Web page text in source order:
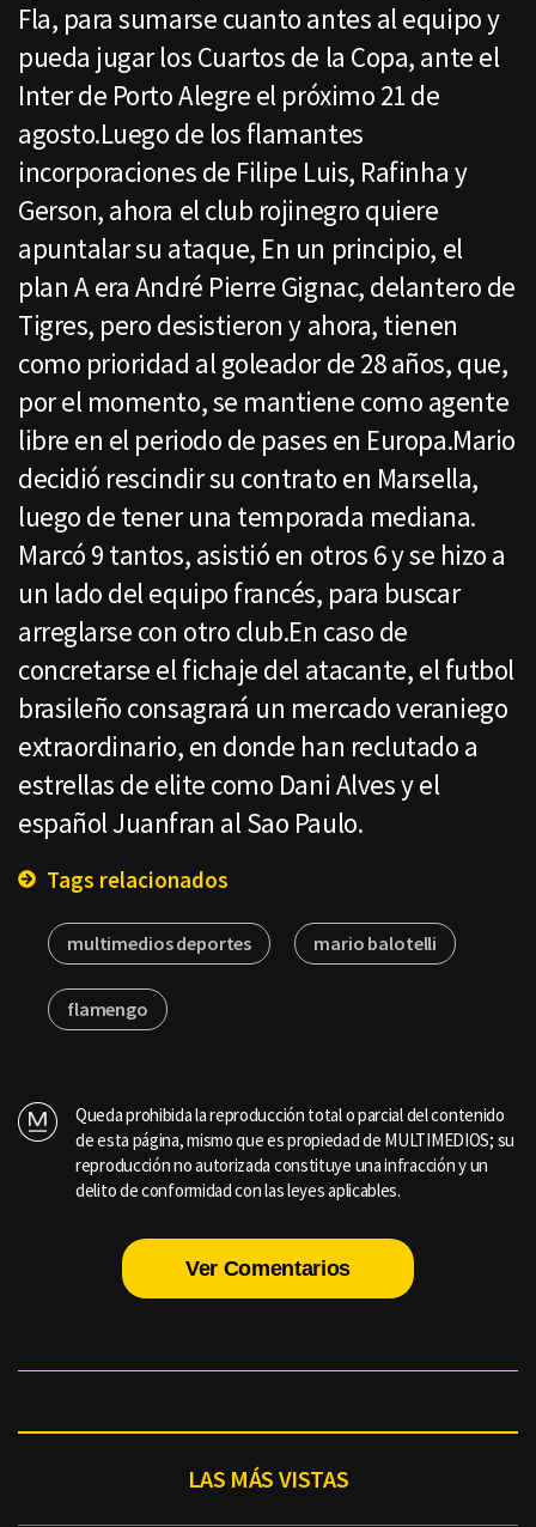
Fla, para sumarse cuanto antes al equipo y
pueda jugar los Cuartos de la Copa, ante el
Inter de Porto Alegre el próximo 21 de
agosto.Luego de los flamantes
incorporaciones de Filipe Luis, Rafinha y
Gerson, ahora el club rojinegro quiere
apuntalar su ataque, En un principio, el
plan A era André Pierre Gignac, delantero de
Tigres, pero desistieron y ahora, tienen
como prioridad al goleador de 28 años, que,
por el momento, se mantiene como agente
libre en el periodo de pases en Europa.Mario
decidió rescindir su contrato en Marsella,
luego de tener una temporada mediana.
Marcó 9 tantos, asistió en otros 6 y se hizo a
un lado del equipo francés, para buscar
arreglarse con otro club.En caso de
concretarse el fichaje del atacante, el futbol
brasileño consagrará un mercado veraniego
extraordinario, en donde han reclutado a
estrellas de elite como Dani Alves y el
español Juanfran al Sao Paulo.
Tags relacionados
multimedios deportes mario balotelli
flamengo
Queda prohibida la reproducción total o parcial del contenido
de esta página, mismo que es propiedad de MULTIMEDIOS; su
reproducción no autorizada constituye una infracción y un
delito de conformidad con las leyes aplicables.
Ver Comentarios
LAS MÁS VISTAS